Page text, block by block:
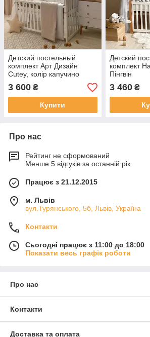
Детский постельный
комплект Арт Дизайн
Cutey, колір капучино
3 600 ₴
Купити
Детский
комплект
Пінгвін
3 460₴
Про нас
Рейтинг не сформований
Менше 5 відгуків за останній рік
Працює з 21.12.2015
м. Львів
вул.Турянського, 5б, Львів, Україна
Контакти
Сьогодні працює з 11:00 до 18:00
Показати весь графік роботи
Про нас
Контакти
Доставка та оплата